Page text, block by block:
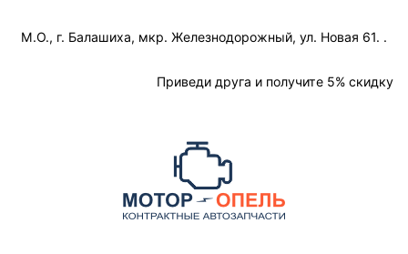
М.О., г. Балашиха, мкр. Железнодорожный, ул. Новая 61. .
Приведи друга и получите 5% скидку